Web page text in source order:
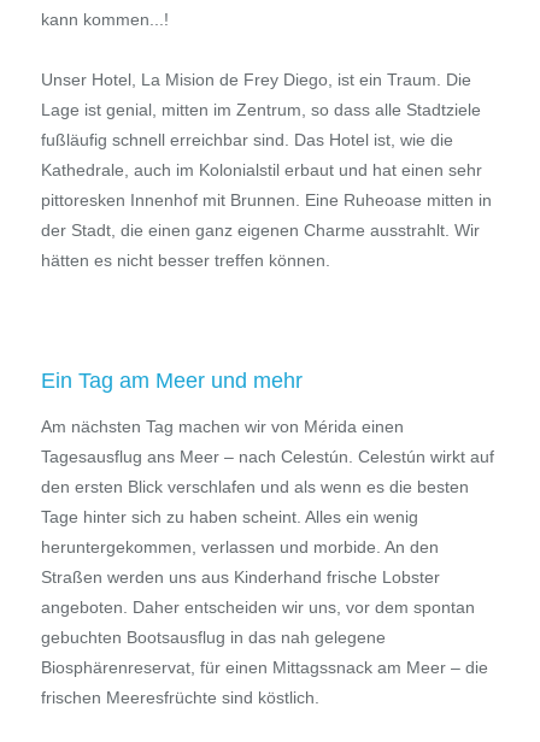
kann kommen...!
Unser Hotel, La Mision de Frey Diego, ist ein Traum. Die
Lage ist genial, mitten im Zentrum, so dass alle Stadtziele
fußläufig schnell erreichbar sind. Das Hotel ist, wie die
Kathedrale, auch im Kolonialstil erbaut und hat einen sehr
pittoresken Innenhof mit Brunnen. Eine Ruheoase mitten in
der Stadt, die einen ganz eigenen Charme ausstrahlt. Wir
hätten es nicht besser treffen können.
Ein Tag am Meer und mehr
Am nächsten Tag machen wir von Mérida einen
Tagesausflug ans Meer – nach Celestún. Celestún wirkt auf
den ersten Blick verschlafen und als wenn es die besten
Tage hinter sich zu haben scheint. Alles ein wenig
heruntergekommen, verlassen und morbide. An den
Straßen werden uns aus Kinderhand frische Lobster
angeboten. Daher entscheiden wir uns, vor dem spontan
gebuchten Bootsausflug in das nah gelegene
Biosphärenreservat, für einen Mittagssnack am Meer – die
frischen Meeresfrüchte sind köstlich.